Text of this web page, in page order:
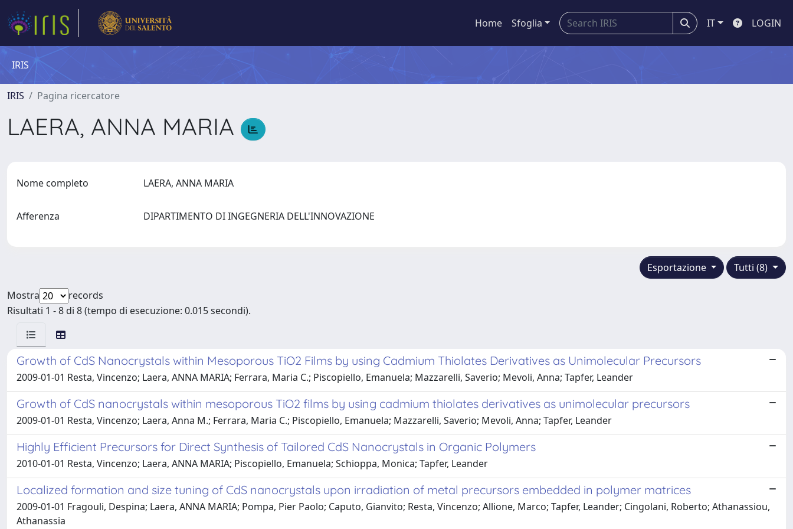
Home Sfoglia IT LOGIN
IRIS
IRIS Pagina ricercatore
LAERA, ANNA MARIA
Nome completo LAERA, ANNA MARIA
Afferenza DIPARTIMENTO DI INGEGNERIA DELL'INNOVAZIONE
Tutti (8)
Esportazione
Mostra
records
Risultati 1 - 8 di 8 (tempo di esecuzione: 0.015 secondi).
Growth of CdS Nanocrystals within Mesoporous TiO2 Films by using Cadmium Thiolates Derivatives as Unimolecular Precursors
2009-01-01 Resta, Vincenzo; Laera, ANNA MARIA; Ferrara, Maria C.; Piscopiello, Emanuela; Mazzarelli, Saverio; Mevoli, Anna; Tapfer, Leander
Growth of CdS nanocrystals within mesoporous TiO2 films by using cadmium thiolates derivatives as unimolecular precursors
2009-01-01 Resta, Vincenzo; Laera, Anna M.; Ferrara, Maria C.; Piscopiello, Emanuela; Mazzarelli, Saverio; Mevoli, Anna; Tapfer, Leander
Highly Efficient Precursors for Direct Synthesis of Tailored CdS Nanocrystals in Organic Polymers
2010-01-01 Resta, Vincenzo; Laera, ANNA MARIA; Piscopiello, Emanuela; Schioppa, Monica; Tapfer, Leander
Localized formation and size tuning of CdS nanocrystals upon irradiation of metal precursors embedded in polymer matrices
2009-01-01 Fragouli, Despina; Laera, ANNA MARIA; Pompa, Pier Paolo; Caputo, Gianvito; Resta, Vincenzo; Allione, Marco; Tapfer, Leander; Cingolani, Roberto; Athanassiou,
Athanassia